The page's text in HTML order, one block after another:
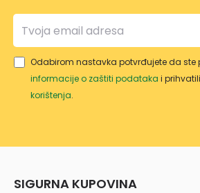
Odabirom nastavka potvrđujete da ste
informacije o zaštiti podataka i
korištenja.
SIGURNA KUPOVINA